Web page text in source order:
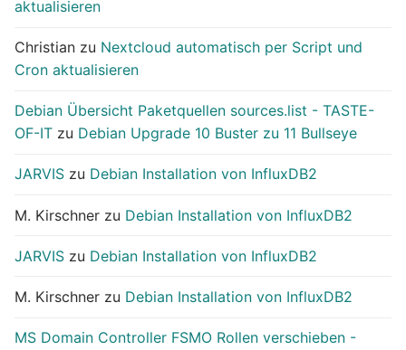
aktualisieren
Christian zu Nextcloud automatisch per Script und
Cron aktualisieren
Debian Übersicht Paketquellen sources.list - TASTE-
OF-IT zu Debian Upgrade 10 Buster zu 11 Bullseye
JARVIS zu Debian Installation von InfluxDB2
M. Kirschner zu Debian Installation von InfluxDB2
JARVIS zu Debian Installation von InfluxDB2
M. Kirschner zu Debian Installation von InfluxDB2
MS Domain Controller FSMO Rollen verschieben -